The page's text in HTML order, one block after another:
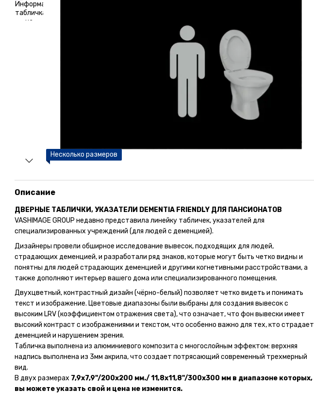
Несколько размеров
Описание
ДВЕРНЫЕ ТАБЛИЧКИ, УКАЗАТЕЛИ DEMENTIA FRIENDLY ДЛЯ ПАНСИОНАТОВ
VASHIMAGE GROUP недавно представила линейку табличек, указателей для
специализированных учреждений (для людей с деменцией).
Дизайнеры провели обширное исследование вывесок, подходящих для людей,
страдающих деменцией, и разработали ряд знаков, которые могут быть четко видны и
понятны для людей страдающих деменцией и другими когнетивными расстройствами, а
также дополняют интерьер вашего дома или специализированного помещения.
Двухцветный, контрастный дизайн (чёрно-белый) позволяет четко видеть и понимать
текст и изображение. Цветовые диапазоны были выбраны для создания вывесок с
высоким LRV (коэффициентом отражения света), что означает, что фон вывески имеет
высокий контраст с изображениями и текстом, что особенно важно для тех, кто страдает
деменцией и нарушением зрения.
Табличка выполнена из алюминиевого композита с многослойным эффектом: верхняя
надпись выполнена из 3мм акрила, что создает потрясающий современный трехмерный
вид.
В двух размерах 7,9x7,9"/200x200 мм./ 11,8х11,8"/300x300 мм в диапазоне которых,
вы можете указать свой и цена не изменится.